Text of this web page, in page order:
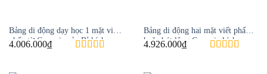
Bảng di động dạy học 1 mặt viết
phấn từ Ceramic của Bỉ kích
thước 100x120cm (Các kích
4.006.000₫
Bảng di động hai mặt viết phấn
hoặc bút lông Ceramic kích
thước 80x120cm (các kích thước)
4.926.000₫